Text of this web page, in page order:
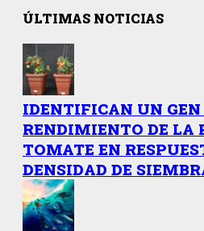
ÚLTIMAS NOTICIAS
IDENTIFICAN UN
RENDIMIENTO DE LA
TOMATE EN
DENSIDAD DE